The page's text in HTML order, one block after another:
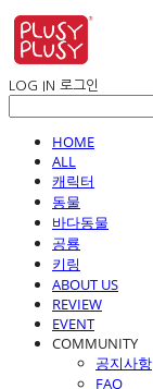
LOG IN 로그인
HOME
ALL
캐릭터
동물
바다동물
공룡
키링
ABOUT US
REVIEW
EVENT
COMMUNITY
공지사항
FAQ